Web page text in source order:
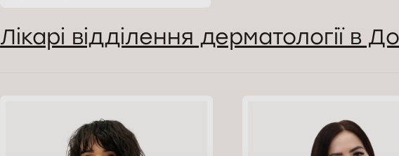
Лікарі відділення дерматології в